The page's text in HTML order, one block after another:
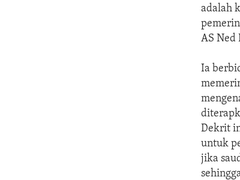
adalah
AS Ned
Ia
Dekrit
untuk
jika